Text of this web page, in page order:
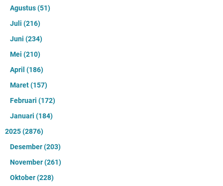
Agustus(51)
Juli (216)
Juni (234)
Mei (210)
April (186)
Maret(157)
Februari (172)
Januari (184)
2025(2876)
Desember(203)
November(261)
Oktober(228)